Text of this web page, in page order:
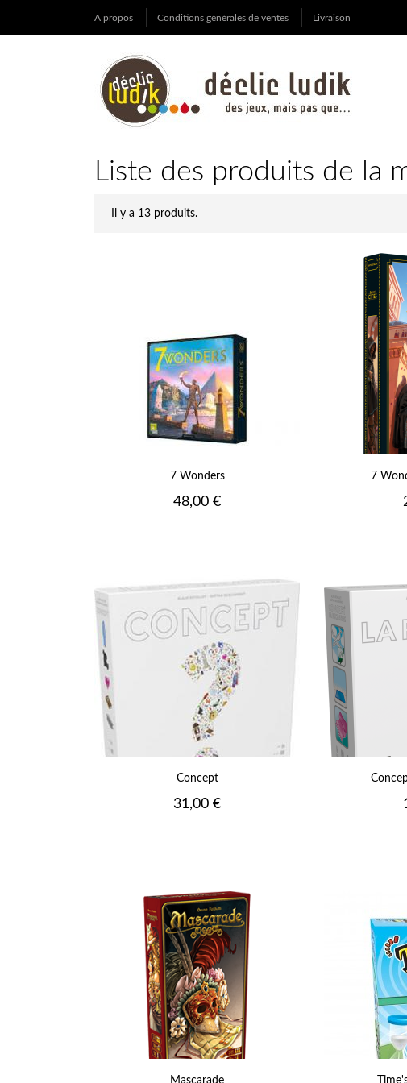
A propos Conditions générales de ventes Livraison
Liste des produits de la
Il y a 13 produits.
7 Wonders
Prix
48,00 €
7
Concept
Prix
31,00 €
Mascarade